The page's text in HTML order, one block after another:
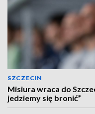
SZCZECIN
Misiura wraca do
jedziemy się bronić”